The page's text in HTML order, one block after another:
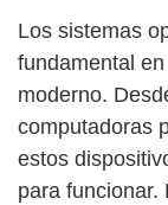
Los sistemas
fundamental
moderno.
computadoras
estos
para funcionar.